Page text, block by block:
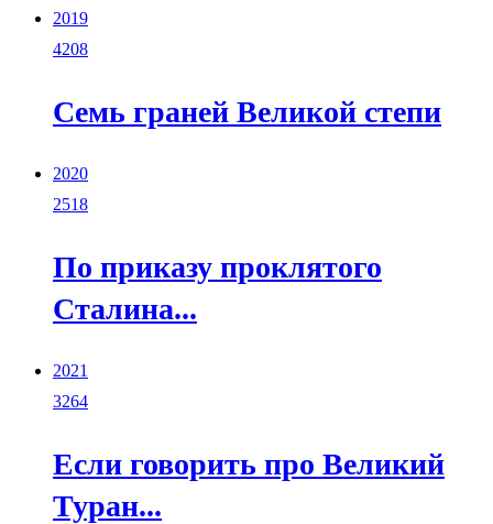
2019
4208
Семь граней Великой степи
2020
2518
По приказу проклятого
Сталина...
2021
3264
Если говорить про Великий
Туран...